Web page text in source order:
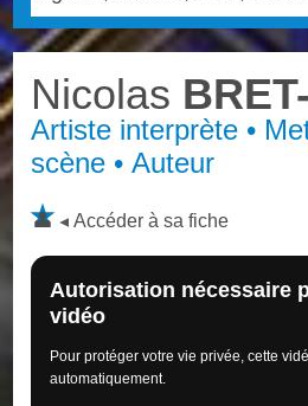
Nicolas
Artiste interprète •
scène • Auteur
Accéder à sa fiche
Autorisation nécessaire
vidéo
Pour protéger votre vie privée, cette
automatiquement.